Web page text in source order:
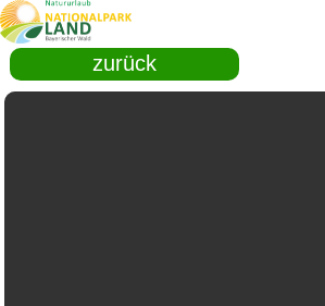
zurück